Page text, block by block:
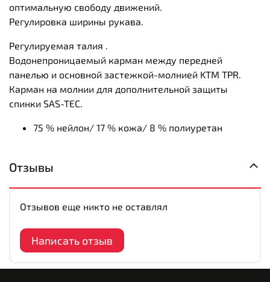
оптимальную свободу движений.
Регулировка ширины рукава.
Регулируемая талия .
Водонепроницаемый карман между передней
панелью и основной застежкой-молнией KTM TPR.
Карман на молнии для дополнительной защиты
спинки SAS-TEC.
75 % нейлон/ 17 % кожа/ 8 % полиуретан
Отзывы
Отзывов еще никто не оставлял
Написать отзыв